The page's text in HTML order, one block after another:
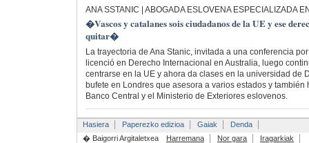
ANA SSTANIC | ABOGADA ESLOVENA ESPECIALIZADA
�Vascos y catalanes sois ciudadanos de la UE y ese
quitar�
La trayectoria de Ana Stanic, invitada a una conferencia
licenció en Derecho Internacional en Australia, luego
centrarse en la UE y ahora da clases en la universidad de
bufete en Londres que asesora a varios estados y también
Banco Central y el Ministerio de Exteriores eslovenos.
Hasiera Paperezko edizioa Gaiak
Denda
� Baigorri Argitaletxea
Harremana Nor gara Iragarkiak